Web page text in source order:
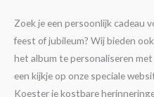
Zoek je een persoonlijk cadeau
feest of jubileum? Wij bieden
het album te personaliseren
een kijkje op onze speciale
Koester je kostbare